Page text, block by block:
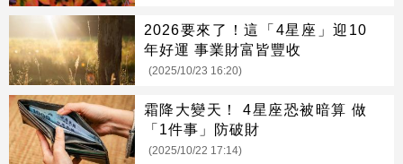
2026要來了！這「4星座」迎10
年好運 事業財富皆豐收
(2025/10/23 16:20)
霜降大變天！ 4星座恐被暗算 做
「1件事」防破財
(2025/10/22 17:14)